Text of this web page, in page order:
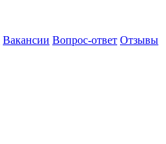
Вакансии Вопрос-ответ Отзывы